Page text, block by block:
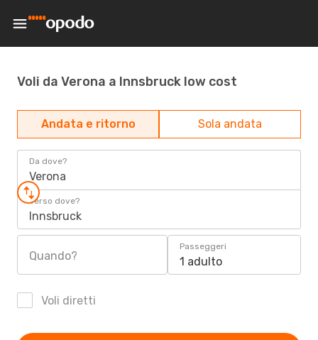
Voli da Verona a Innsbruck low cost
Andata e ritorno Sola andata
Da dove?
Verona
Verso dove?
Innsbruck
Quando?
Passeggeri
1 adulto
Voli diretti